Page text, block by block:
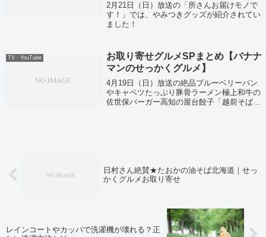
2月21日（日）放送の「所さんお届けモノで
す！」では、やみつきグッズが紹介されてい
ました！
TV・YouTube
お取り寄せグルメSPまとめ【バナナ
マンのせっかくグルメ】
4月19日（日）放送の絶品ブルーベリーパン
やキャベツたっぷり豚骨ラーメン極上和牛の
佐世保バーガー高知の屋台餃子「越前そば」
日村さん絶賛★たおかの油そば北海道｜せっ
かくグルメお取り寄せ
レインコートやカッパで洗濯機が壊れる？正